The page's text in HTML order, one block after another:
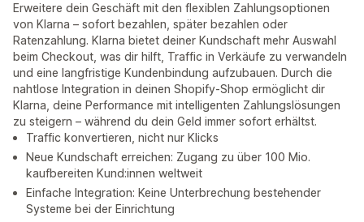
Erweitere dein Geschäft mit den flexiblen Zahlungsoptionen
von Klarna – sofort bezahlen, später bezahlen oder
Ratenzahlung. Klarna bietet deiner Kundschaft mehr Auswahl
beim Checkout, was dir hilft, Traffic in Verkäufe zu verwandeln
und eine langfristige Kundenbindung aufzubauen. Durch die
nahtlose Integration in deinen Shopify-Shop ermöglicht dir
Klarna, deine Performance mit intelligenten Zahlungslösungen
zu steigern – während du dein Geld immer sofort erhältst.
Traffic konvertieren, nicht nur Klicks
Neue Kundschaft erreichen: Zugang zu über 100 Mio.
kaufbereiten Kund:innen weltweit
Einfache Integration: Keine Unterbrechung bestehender
Systeme bei der Einrichtung